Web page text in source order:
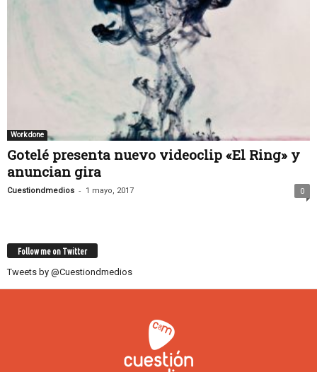
Work done
Gotelé presenta nuevo videoclip «El Ring» y
anuncian gira
Cuestiondmedios - 1 mayo, 2017 0
Follow me on Twitter
Tweets by @Cuestiondmedios